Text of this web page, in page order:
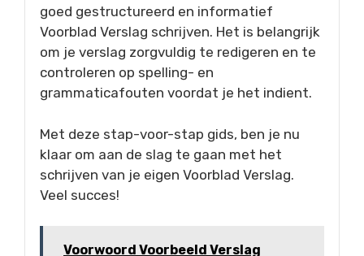
goed gestructureerd en informatief
Voorblad Verslag schrijven. Het is belangrijk
om je verslag zorgvuldig te redigeren en te
controleren op spelling- en
grammaticafouten voordat je het indient.
Met deze stap-voor-stap gids, ben je nu
klaar om aan de slag te gaan met het
schrijven van je eigen Voorblad Verslag.
Veel succes!
Voorwoord Voorbeeld Verslag